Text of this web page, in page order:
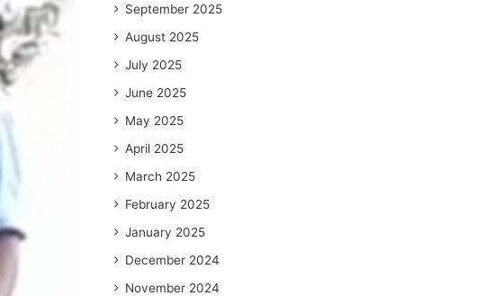
September 2025
August 2025
July 2025
June 2025
May 2025
April 2025
March 2025
February 2025
January 2025
December 2024
November 2024